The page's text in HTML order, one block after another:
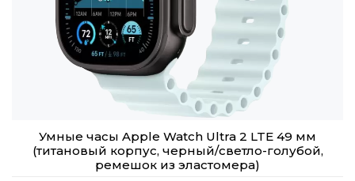
Умные часы Apple Watch Ultra 2 LTE 49 мм
(титановый корпус, черный/светло-голубой,
ремешок из эластомера)